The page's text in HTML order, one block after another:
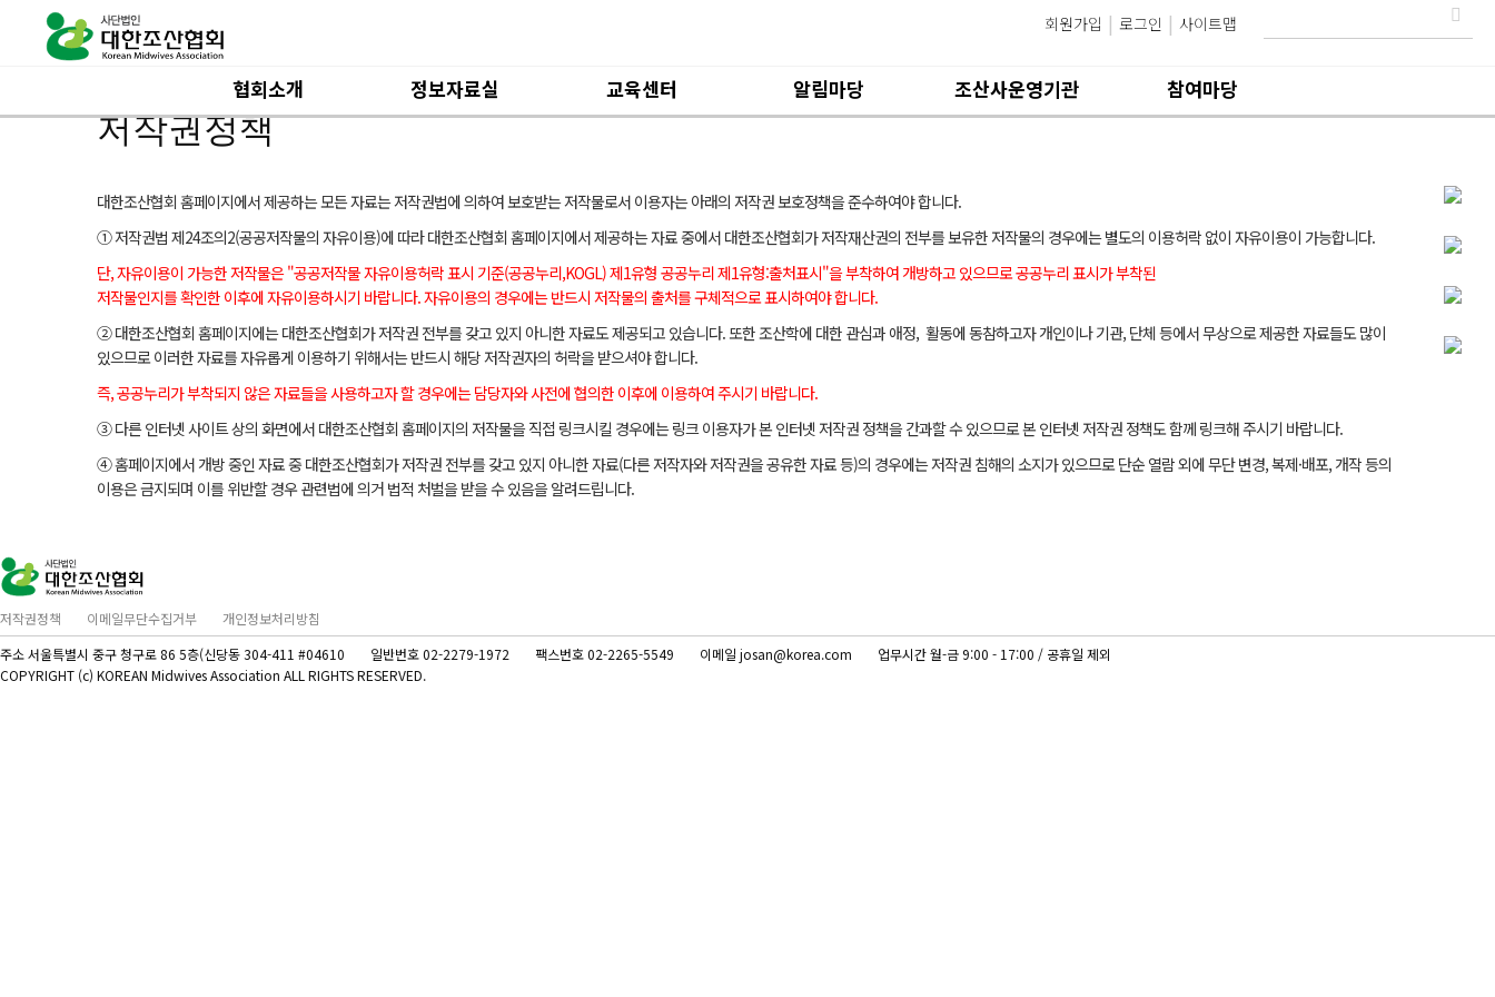
회원가입 로그인 사이트맵
협회소개 정보자료실 교육센터
하위분류
알림마당
하위분류
조산사운영기관
하위분류
참여마당
하위분류
저작권정책
대한조산협회 홈페이지에서 제공하는 모든 자료는 저작권법에 의하여 보호받는 저작물로서 이용자는 아래의 저작권 보호정책을 준수하여야 합니다.
① 저작권법 제24조의2(공공저작물의 자유이용)에 따라 대한조산협회 홈페이지에서 제공하는 자료 중에서 대한조산협회가 저작재산권의 전부를 보유한 저작물의 경우에는 별도의 이용허락 없이 자유이용이 가능합니다.
단, 자유이용이 가능한 저작물은"공공저작물 자유이용허락 표시 기준(공공누리,KOGL) 제1유형 공공누리 제1유형:출처표시"을 부착하여 개방하고 있으므로 공공누리 표시가 부착된
저작물인지를 확인한 이후에 자유이용하시기 바랍니다. 자유이용의 경우에는 반드시 저작물의 출처를 구체적으로 표시하여야 합니다.
② 대한조산협회 홈페이지에는 대한조산협회가 저작권 전부를 갖고 있지 아니한 자료도 제공되고 있습니다. 또한 조산학에 대한 관심과 애정, 활동에 동참하고자 개인이나 기관, 단체 등에서 무상으로 제공한 자료들도 많이
있으므로 이러한 자료를 자유롭게 이용하기 위해서는 반드시 해당 저작권자의 허락을 받으셔야 합니다.
즉, 공공누리가 부착되지 않은 자료들을 사용하고자 할 경우에는 담당자와 사전에 협의한 이후에 이용하여 주시기 바랍니다.
③ 다른 인터넷 사이트 상의 화면에서 대한조산협회 홈페이지의 저작물을 직접 링크시킬 경우에는 링크 이용자가 본 인터넷 저작권 정책을 간과할 수 있으므로 본 인터넷 저작권 정책도 함께 링크해 주시기 바랍니다.
④ 홈페이지에서 개방 중인 자료 중 대한조산협회가 저작권 전부를 갖고 있지 아니한 자료(다른 저작자와 저작권을 공유한 자료 등)의 경우에는 저작권 침해의 소지가 있으므로 단순 열람 외에 무단 변경, 복제·배포, 개작 등의
이용은 금지되며 이를 위반할 경우 관련법에 의거 법적 처벌을 받을 수 있음을 알려드립니다.
저작권정책 이메일무단수집거부
개인정보처리방침
주소 서울특별시 중구 청구로 86 5층(신당동 304-411 #04610
일반번호 02-2279-1972 팩스번호 02-2265-5549 이메일 josan@korea.com
업무시간 월-금 9:00 - 17:00 / 공휴일 제외
COPYRIGHT (c) KOREAN Midwives Association ALL RIGHTS RESERVED.